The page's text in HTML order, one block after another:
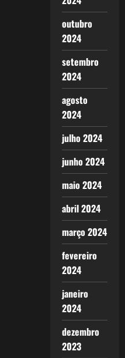
outubro
2024
setembro
2024
agosto
2024
julho 2024
junho 2024
maio 2024
abril 2024
março 2024
fevereiro
2024
janeiro
2024
dezembro
2023